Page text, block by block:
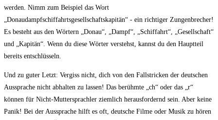
werden. Nimm zum Beispiel das Wort
„Donaudampfschiffahrtsgesellschaftskapitän“ ‌- ein richtiger Zungenbrecher!
Es besteht aus den Wörtern „Donau“, „Dampf“, „Schiffahrt“,⁣ „Gesellschaft“
und⁣ „Kapitän“. Wenn du diese Wörter verstehst,⁢ kannst du den Hauptteil
bereits entschlüsseln.
Und ⁣zu guter Letzt: Vergiss nicht, ⁣dich ‍von den Fallstricken der deutschen‍
Aussprache nicht abhalten zu lassen! Das berühmte „ch“ oder das „r“‌
können für Nicht-Muttersprachler ziemlich ​herausfordernd sein. Aber keine
Panik! Bei der Aussprache hilft es oft, deutsche⁢ Filme oder Musik zu hören